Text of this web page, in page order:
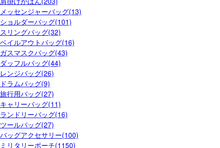
メッセンジャーバッグ(13)
ショルダーバッグ(101)
スリングバッグ(32)
ベイルアウトバッグ(16)
ガスマスクバッグ(43)
ダッフルバッグ(44)
レンジバッグ(26)
ドラムバッグ(9)
旅行用バッグ(27)
キャリーバッグ(11)
ランドリーバッグ(16)
ツールバッグ(27)
バッグアクセサリー(100)
ミリタリーポーチ(1150)